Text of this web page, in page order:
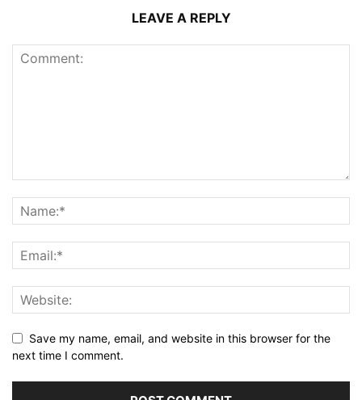
LEAVE A REPLY
Save my name, email, and website in this browser for the
next time I comment.